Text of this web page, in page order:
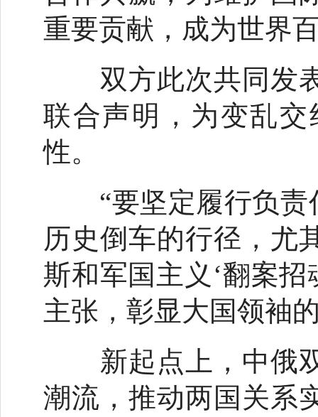
重要贡献，成为世界
双方此次共同发表
联合声明，为变乱
性。
“要坚定履行负责
历史倒车的行径，尤
斯和军国主义‘翻案
主张，彰显大国领袖
新起点上，中俄双
潮流，推动两国关系